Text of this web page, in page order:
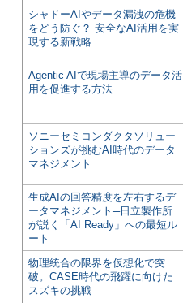
シャドーAIやデータ漏洩の危機
をどう防ぐ？ 安全なAI活用を実
現する新戦略
Agentic AIで現場主導のデータ活
用を促進する方法
ソニーセミコンダクタソリュー
ションズが挑むAI時代のデータ
マネジメント
生成AIの回答精度を左右するデ
ータマネジメント─日立製作所
が説く「AI Ready」への最短ル
ート
物理統合の限界を仮想化で突
破。CASE時代の飛躍に向けた
スズキの挑戦